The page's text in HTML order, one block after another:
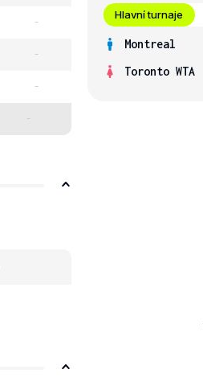
-
-
-
-
Hlavní turnaje
Montreal
Toronto WTA